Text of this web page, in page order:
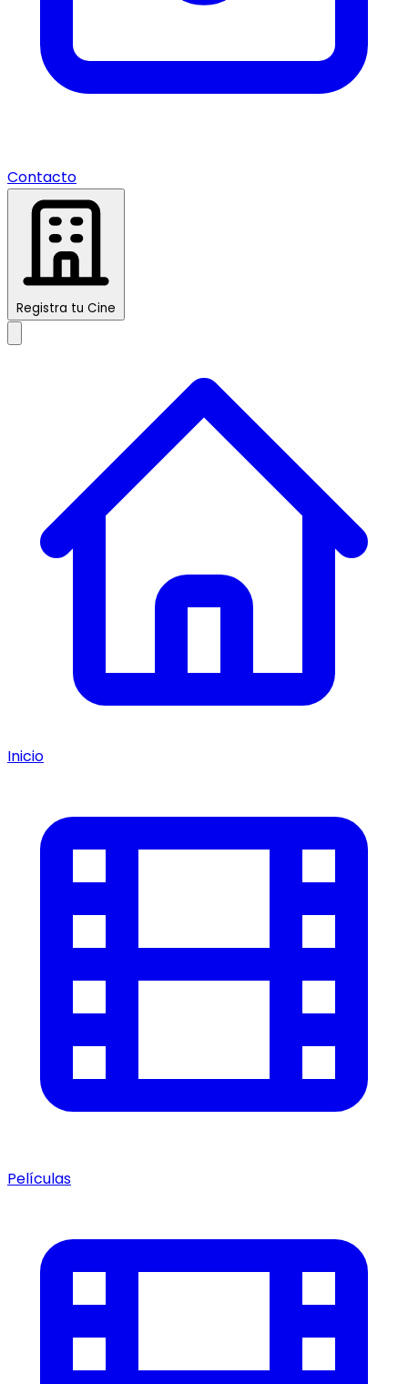
Contacto
Registra tu Cine
Inicio
Películas